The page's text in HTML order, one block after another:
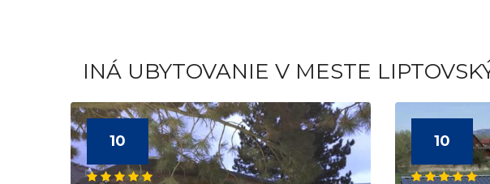
INÁ UBYTOVANIE V MESTE
10 10